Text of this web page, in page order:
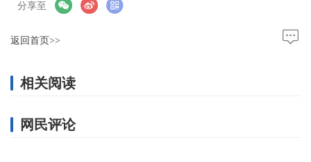
分享至
返回首页>>
相关阅读
网民评论